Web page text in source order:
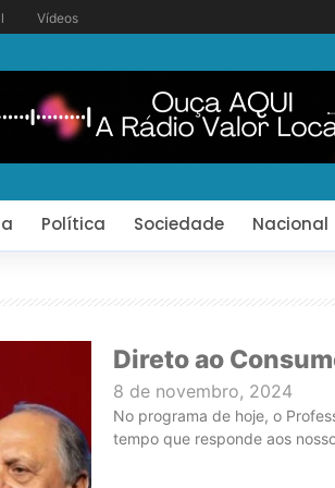
Vídeos
Política Sociedade Nacional
Direto ao
8 de novembro, 2024
No programa de hoje, o
tempo que responde aos